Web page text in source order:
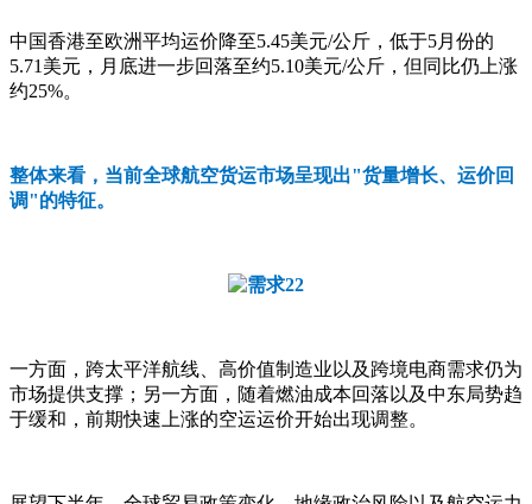
中国香港至欧洲平均运价降至5.45美元/公斤，低于5月份的
5.71美元，月底进一步回落至约5.10美元/公斤，但同比仍上涨
约25%。
整体来看，当前全球航空货运市场呈现出"货量增长、运价回
调"的特征。
一方面，跨太平洋航线、高价值制造业以及跨境电商需求仍为
市场提供支撑；另一方面，随着燃油成本回落以及中东局势趋
于缓和，前期快速上涨的空运运价开始出现调整。